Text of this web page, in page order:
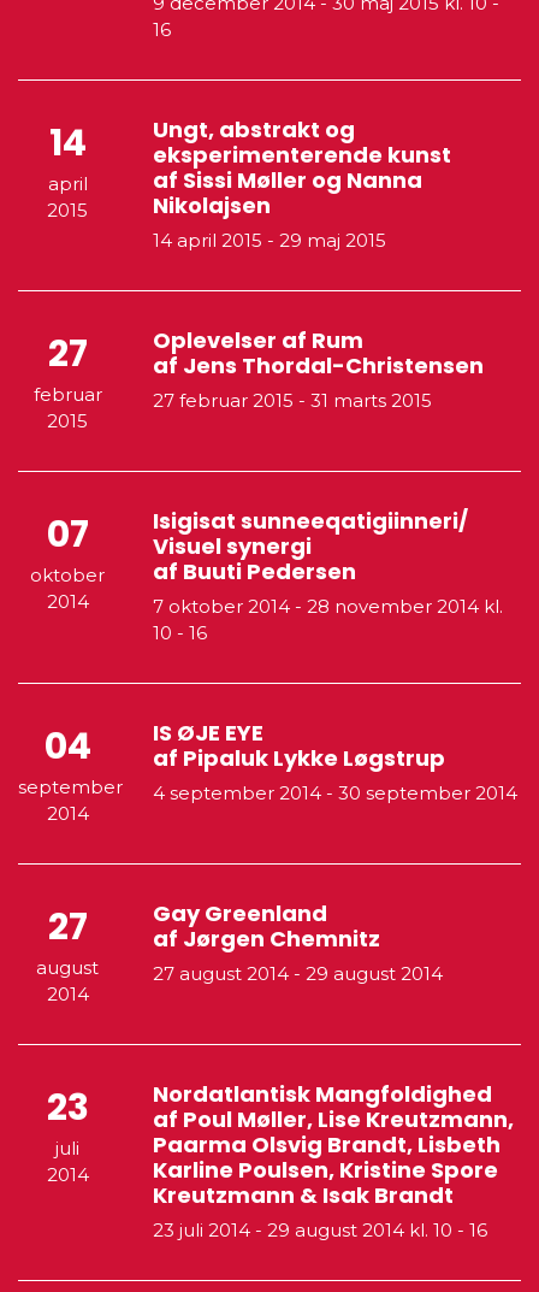
16
14
april
2015
Ungt, abstrakt og
eksperimenterende kunst
af Sissi Møller og Nanna
Nikolajsen
14 april 2015 - 29 maj 2015
27
februar
2015
Oplevelser af Rum
af Jens Thordal-Christensen
27 februar 2015 - 31 marts 2015
07
oktober
2014
Isigisat sunneeqatigiinneri/
Visuel synergi
af Buuti Pedersen
7 oktober 2014 - 28 november 2014 kl.
10 - 16
04
september
2014
IS ØJE EYE
af Pipaluk Lykke Løgstrup
4 september 2014 - 30 september 2014
27
august
2014
Gay Greenland
af Jørgen Chemnitz
27 august 2014 - 29 august 2014
23
juli
2014
Nordatlantisk Mangfoldighed
af Poul Møller, Lise Kreutzmann,
Paarma Olsvig Brandt, Lisbeth
Karline Poulsen, Kristine Spore
Kreutzmann & Isak Brandt
23 juli 2014 - 29 august 2014 kl. 10 - 16